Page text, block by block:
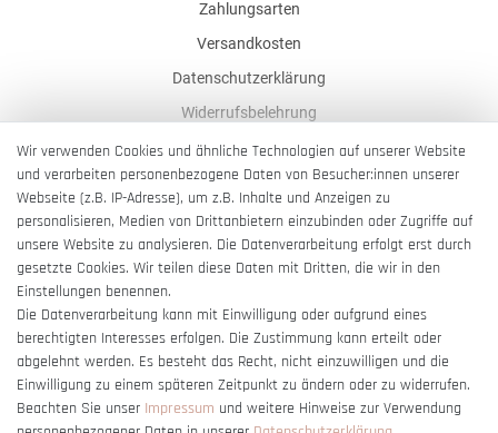
Zahlungsarten
Versandkosten
Datenschutzerklärung
Widerrufsbelehrung
AGB
Impressum
Barrierefreiheitserklärung
Vertrag widerrufen
Wir verwenden Cookies und ähnliche Technologien auf unserer Website
und verarbeiten personenbezogene Daten von Besucher:innen unserer
Webseite (z.B. IP-Adresse), um z.B. Inhalte und Anzeigen zu
personalisieren, Medien von Drittanbietern einzubinden oder Zugriffe auf
unsere Website zu analysieren. Die Datenverarbeitung erfolgt erst durch
gesetzte Cookies. Wir teilen diese Daten mit Dritten, die wir in den
Einstellungen benennen.
Die Datenverarbeitung kann mit Einwilligung oder aufgrund eines
berechtigten Interesses erfolgen. Die Zustimmung kann erteilt oder
abgelehnt werden. Es besteht das Recht, nicht einzuwilligen und die
Einwilligung zu einem späteren Zeitpunkt zu ändern oder zu widerrufen.
Beachten Sie unser Impressum und weitere Hinweise zur Verwendung